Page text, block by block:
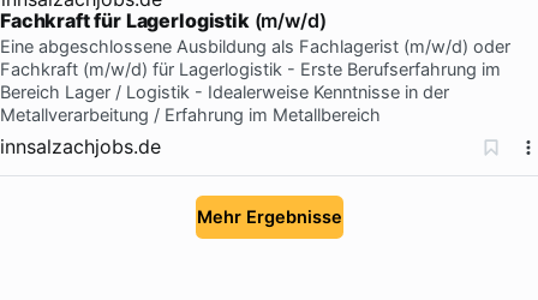
Fachkraftfür Lagerlogistik (m/w/d)
Eine abgeschlossene Ausbildung als Fachlagerist (m/w/d) oder
Fachkraft (m/w/d) für Lagerlogistik - Erste Berufserfahrung im
Bereich Lager / Logistik - Idealerweise Kenntnisse in der
Metallverarbeitung / Erfahrung im Metallbereich
innsalzachjobs.de
Mehr Ergebnisse